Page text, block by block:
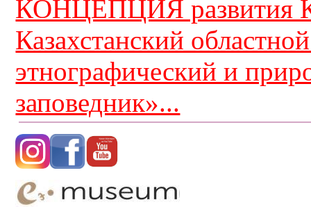
КОНЦЕПЦИЯ развития
Казахстанский
этнографический и
заповедник»...